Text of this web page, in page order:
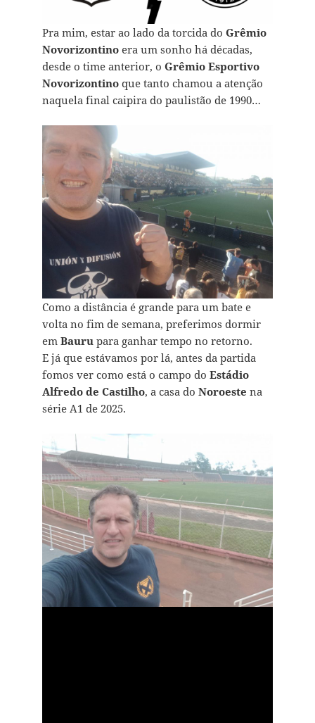
Pra mim, estar ao lado da torcida do Grêmio
Novorizontino era um sonho há décadas,
desde o time anterior, o Grêmio Esportivo
Novorizontinoque tanto chamou a atenção
naquela final caipira do paulistão de 1990…
Como a distância é grande para um bate e
volta no fim de semana, preferimos dormir
em Baurupara ganhar tempo no retorno.
E já que estávamos por lá, antes da partida
fomos ver como está o campo do Estádio
Alfredo de Castilho, a casa do Noroeste na
série A1 de 2025.